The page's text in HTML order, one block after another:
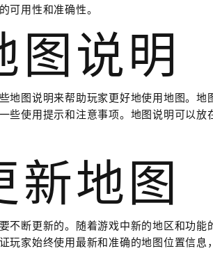
可用性和准确性。
图说明
地图说明来帮助玩家更好地使用地图。地
些使用提示和注意事项。地图说明可以放
新地图
不断更新的。随着游戏中新的地区和功能
玩家始终使用最新和准确的地图位置信息